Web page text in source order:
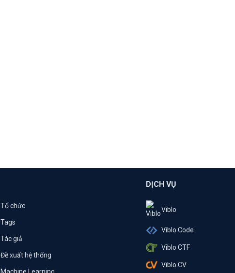
Tổ chức
Tags
Tác giả
Đề xuất hệ thống
Machine Learning
DỊCH VỤ
Viblo
Viblo Code
Viblo CTF
Viblo CV